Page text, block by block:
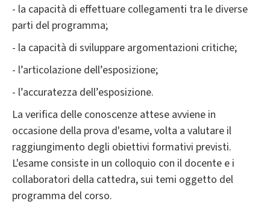
- la capacità di effettuare collegamenti tra le diverse
parti del programma;
- la capacità di sviluppare argomentazioni critiche;
- l’articolazione dell’esposizione;
- l’accuratezza dell’esposizione.
La verifica delle conoscenze attese avviene in
occasione della prova d'esame, volta a valutare il
raggiungimento degli obiettivi formativi previsti.
L'esame consiste in un colloquio con il docente e i
collaboratori della cattedra, sui temi oggetto del
programma del corso.